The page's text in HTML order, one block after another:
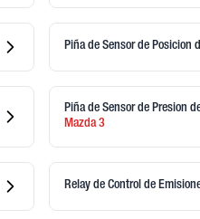
Piña de Sensor de Posicion
Piña de Sensor de Presion
Mazda3
Relay de Control de